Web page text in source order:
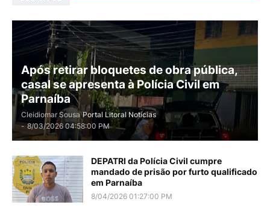
Após retirar bloquetes de obra pública,
casal se apresenta à Polícia Civil em
Parnaíba
Cleidiomar Sousa Portal Litoral Notícias
- 8/03/2026 04:58:00 PM
DEPATRI da Polícia Civil cumpre
mandado de prisão por furto qualificado
em Parnaíba
8/04/2026 01:27:00 PM